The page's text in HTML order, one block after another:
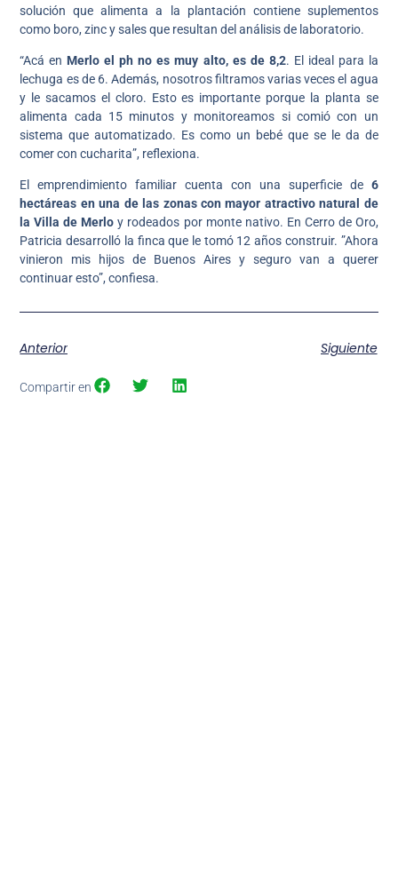
solución que alimenta a la plantación contiene suplementos
como boro, zinc y sales que resultan del análisis de laboratorio.
“Acá en Merlo el ph no es muy alto, es de 8,2. El ideal para la
lechuga es de 6. Además, nosotros filtramos varias veces el agua
y le sacamos el cloro. Esto es importante porque la planta se
alimenta cada 15 minutos y monitoreamos si comió con un
sistema que automatizado. Es como un bebé que se le da de
comer con cucharita”, reflexiona.
El emprendimiento familiar cuenta con una superficie de 6
hectáreas en una de las zonas con mayor atractivo natural de
la Villa de Merlo y rodeados por monte nativo. En Cerro de Oro,
Patricia desarrolló la finca que le tomó 12 años construir. ”Ahora
vinieron mis hijos de Buenos Aires y seguro van a querer
continuar esto”, confiesa.
Anterior Siguiente
Compartir en